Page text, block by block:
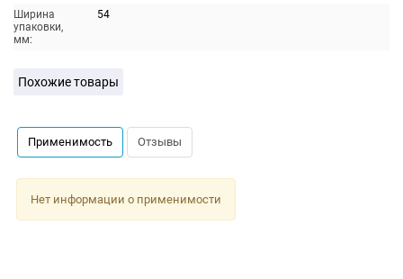
Ширина
упаковки,
мм:
54
Похожие товары
Применимость Отзывы
Нет информации о применимости